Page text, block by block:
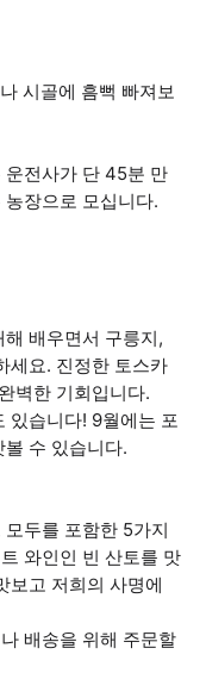
시골에 흠뻑 빠져보
운전사가 단 45분 만
장으로 모십니다.
배우면서 구릉지,
세요. 진정한 토스카
벽한 기회입니다.
있습니다! 9월에는 포
수 있습니다.
두를 포함한 5가지
와인인 빈 산토를 맛
보고 저희의 사명에
배송을 위해 주문할